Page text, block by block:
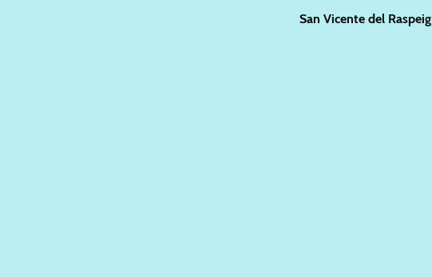
San Vicente del Raspeig